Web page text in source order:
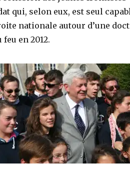
qui, selon eux, est seul
nationale autour d’une
en 2012.